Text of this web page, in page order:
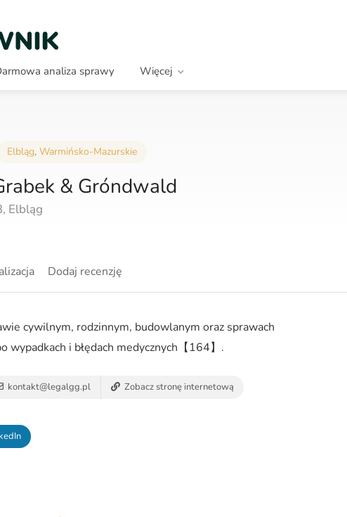
analiza sprawy Więcej
Elbląg, Warmińsko-Mazurskie
& Gróndwald
Elbląg
Dodaj recenzję
cywilnym, rodzinnym, budowlanym oraz sprawach
wypadkach i błędach medycznych【164】.
kontakt@legalgg.pl Zobacz stronę internetową